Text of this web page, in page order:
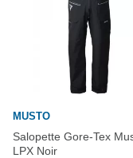
MUSTO
Salopette Gore-Tex
LPX Noir